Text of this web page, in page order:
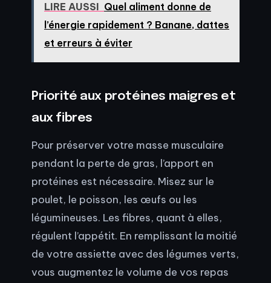
LIRE AUSSI Quel aliment donne de
l’énergie rapidement ? Banane, dattes
et erreurs à éviter
Priorité aux protéines maigres et
aux fibres
Pour préserver votre masse musculaire
pendant la perte de gras, l’apport en
protéines est nécessaire. Misez sur le
poulet, le poisson, les œufs ou les
légumineuses. Les fibres, quant à elles,
régulent l’appétit. En remplissant la moitié
de votre assiette avec des légumes verts,
vous augmentez le volume de vos repas